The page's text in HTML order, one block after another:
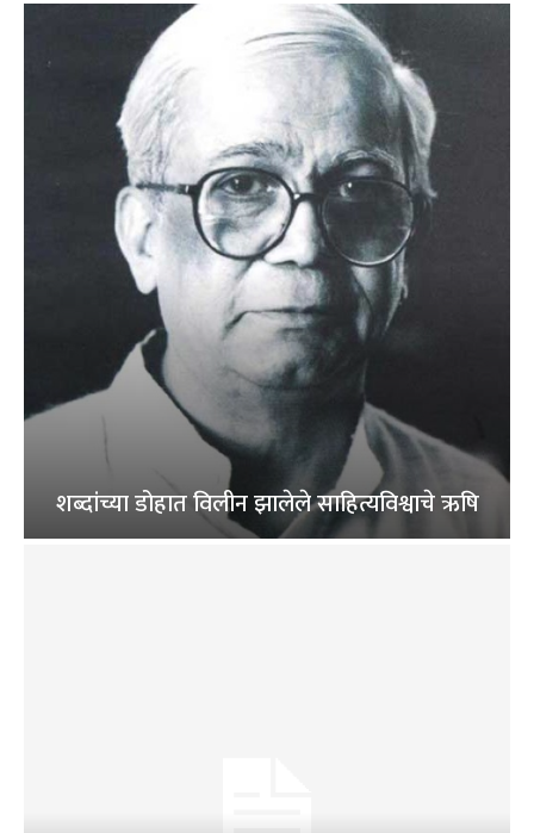
शब्दांच्या डोहात विलीन झालेले साहित्यविश्वाचे ऋषि